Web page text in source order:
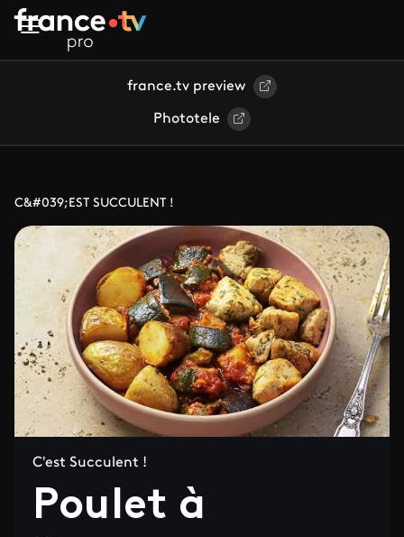
Aller au contenu principal
france.tv preview
Phototele
C&#039;EST SUCCULENT !
C'est Succulent !
Poulet à